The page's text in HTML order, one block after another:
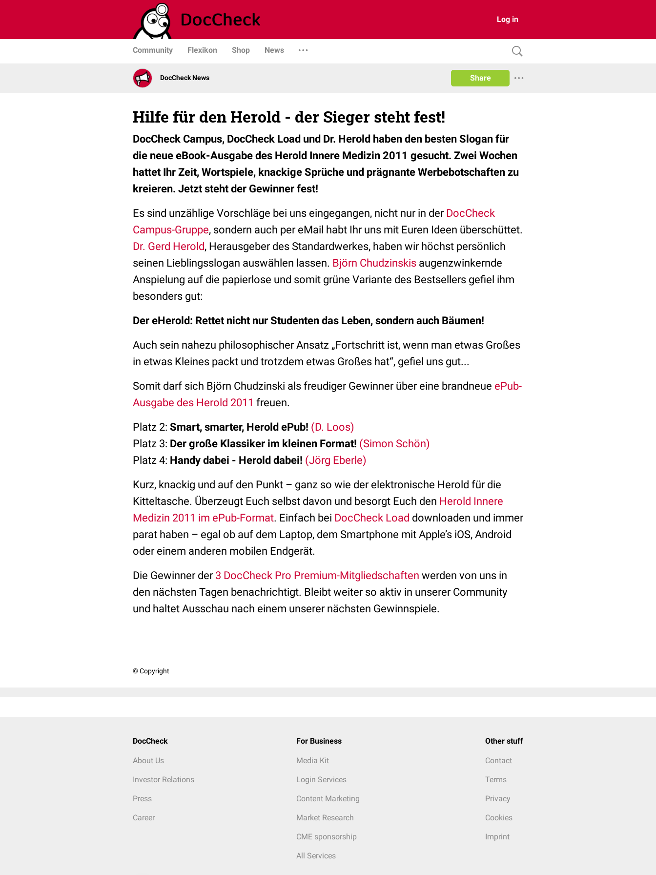
Log in
Community Flexikon Shop News
DocCheck News Share
Hilfe für den Herold - der Sieger steht fest!
DocCheck Campus, DocCheck Load und Dr. Herold haben den besten Slogan für
die neue eBook-Ausgabe des Herold Innere Medizin 2011 gesucht. Zwei Wochen
hattet Ihr Zeit, Wortspiele, knackige Sprüche und prägnante Werbebotschaften zu
kreieren. Jetzt steht der Gewinner fest!
Es sind unzählige Vorschläge bei uns eingegangen, nicht nur in der DocCheck
Campus-Gruppe, sondern auch per eMail habt Ihr uns mit Euren Ideen überschüttet.
Dr. Gerd Herold, Herausgeber des Standardwerkes, haben wir höchst persönlich
seinen Lieblingsslogan auswählen lassen. Björn Chudzinskis augenzwinkernde
Anspielung auf die papierlose und somit grüne Variante des Bestsellers gefiel ihm
besonders gut:
Der eHerold: Rettet nicht nur Studenten das Leben, sondern auch Bäumen!
Auch sein nahezu philosophischer Ansatz „Fortschritt ist, wenn man etwas Großes
in etwas Kleines packt und trotzdem etwas Großes hat“, gefiel uns gut...
Somit darf sich Björn Chudzinski als freudiger Gewinner über eine brandneue ePub-
Ausgabe des Herold 2011 freuen.
Platz 2: Smart, smarter, Herold ePub! (D. Loos)
Platz 3: Der große Klassiker im kleinen Format! (Simon Schön)
Platz 4: Handy dabei - Herold dabei! (Jörg Eberle)
Kurz, knackig und auf den Punkt – ganz so wie der elektronische Herold für die
Kitteltasche. Überzeugt Euch selbst davon und besorgt Euch den Herold Innere
Medizin 2011 im ePub-Format. Einfach bei DocCheck Load downloaden und immer
parat haben – egal ob auf dem Laptop, dem Smartphone mit Apple’s iOS, Android
oder einem anderen mobilen Endgerät.
Die Gewinner der 3 DocCheck Pro Premium-Mitgliedschaften werden von uns in
den nächsten Tagen benachrichtigt. Bleibt weiter so aktiv in unserer Community
und haltet Ausschau nach einem unserer nächsten Gewinnspiele.
© Copyright
DocCheck
About Us
Investor Relations
Press
Career
For Business
Media Kit
Login Services
Content Marketing
Market Research
CME sponsorship
All Services
Other stuff
Contact
Terms
Privacy
Cookies
Imprint